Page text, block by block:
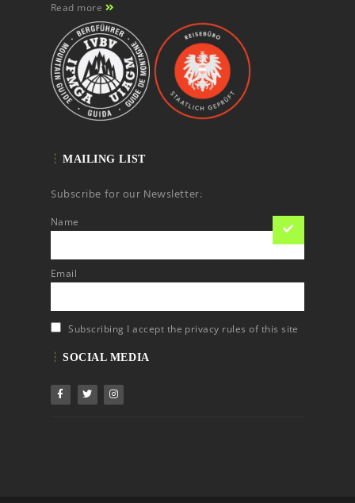
Read more
MAILING LIST
Subscribe for our Newsletter:
Name
Email
Subscribing I accept the privacy rules of this site
SOCIAL MEDIA